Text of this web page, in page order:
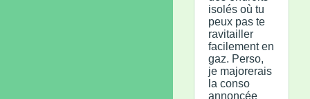
isolés où tu
peux pas te
ravitailler
facilement en
gaz. Perso,
je majorerais
la conso
annoncée